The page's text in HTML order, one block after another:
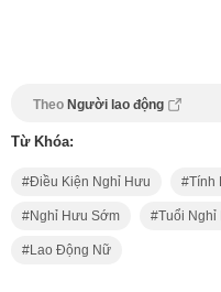
Theo Người lao động
Từ Khóa:
Điều Kiện Nghỉ Hưu Tính
Nghỉ Hưu Sớm Tuổi Nghỉ
Lao Động Nữ